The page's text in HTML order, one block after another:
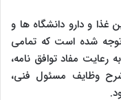
غذا و دارو دانشگاه ها و
شده است که تمامی
مفاد توافق نامه،
وظایف مسئول فنی،